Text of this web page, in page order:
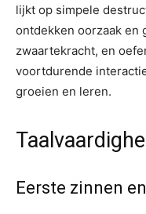
lijkt op simpele
ontdekken oorzaak en
zwaartekracht, en
voortdurende
groeien en leren.
Eerste zinnen